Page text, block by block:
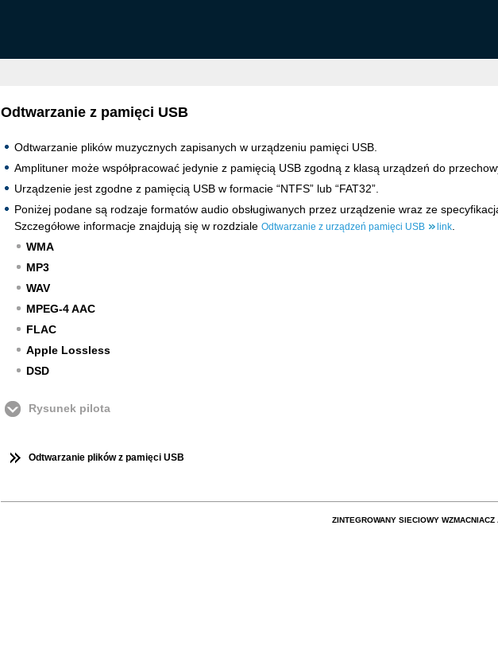
Odtwarzanie z pamięci USB
Odtwarzanie plików muzycznych zapisanych w urządzeniu pamięci USB.
Amplituner może współpracować jedynie z pamięcią USB zgodną z klasą urządzeń do
Urządzenie jest zgodne z pamięcią USB w formacie “NTFS” lub “FAT32”.
Poniżej podane są rodzaje formatów audio obsługiwanych przez urządzenie wraz ze
Szczegółowe informacje znajdują się w rozdziale Odtwarzanie z urządzeń pamięci USB link
WMA
MP3
WAV
MPEG-4 AAC
FLAC
Apple Lossless
DSD
Rysunek pilota
Odtwarzanie plików z pamięci USB
ZINTEGROWANY SIECIOWY WZMACNIACZ